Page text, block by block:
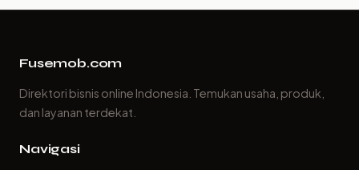
Fusemob.com
Direktori bisnis online Indonesia. Temukan usaha, produk,
dan layanan terdekat.
Navigasi